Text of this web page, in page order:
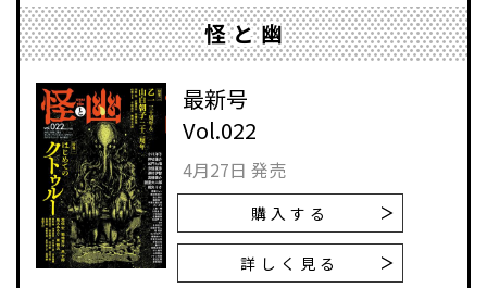
怪と幽
最新号
Vol.022
4月27日 発売
購入する
詳しく見る